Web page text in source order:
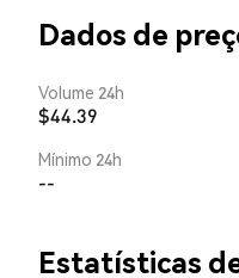
Dados de
Volume 24h
$44.39
Mínimo 24h
--
Estatísticas